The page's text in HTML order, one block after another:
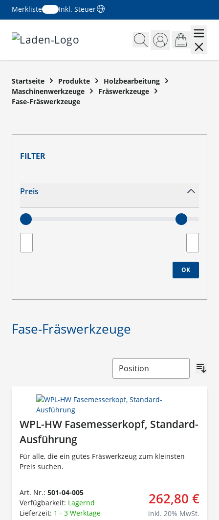
Merkliste
Inkl. Steuer
Startseite Produkte
Holzbearbeitung
Maschinenwerkzeuge
Fräswerkzeuge
Fase-Fräswerkzeuge
FILTER
Preis
OK
Fase-Fräswerkzeuge
WPL-HW Fasemesserkopf, Standard-
Ausführung
Für alle, die ein gutes Fräswerkzeug zum kleinsten
Preis suchen.
Art. Nr.: 501-04-005
Verfügbarkeit: Lagernd
Lieferzeit: 1 - 3 Werktage
262,80 €
inkl. 20% MwSt.